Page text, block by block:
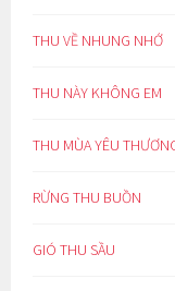
THU VỀ NHUNG NHỚ
THU NÀY KHÔNG EM
THU MÙA YÊU
RỪNG THU BUỒN
GIÓ THU SẦU